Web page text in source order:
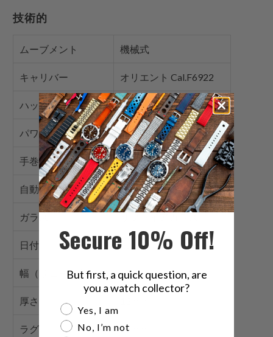
技術的
ムーブメント 機械式
キャリバー オリエント Cal.F6922
ハッキング はい
パワーリザーブ 40時間
手巻き はい
自動 はい
ガラス
日付 はい
幅（リューズなし） 42mm
厚さ
ラグ 22mm
Secure 10% Off!
But first, a quick question, are
you a watch collector?
Are you a watch collector?
Yes, I am
No, I’m not